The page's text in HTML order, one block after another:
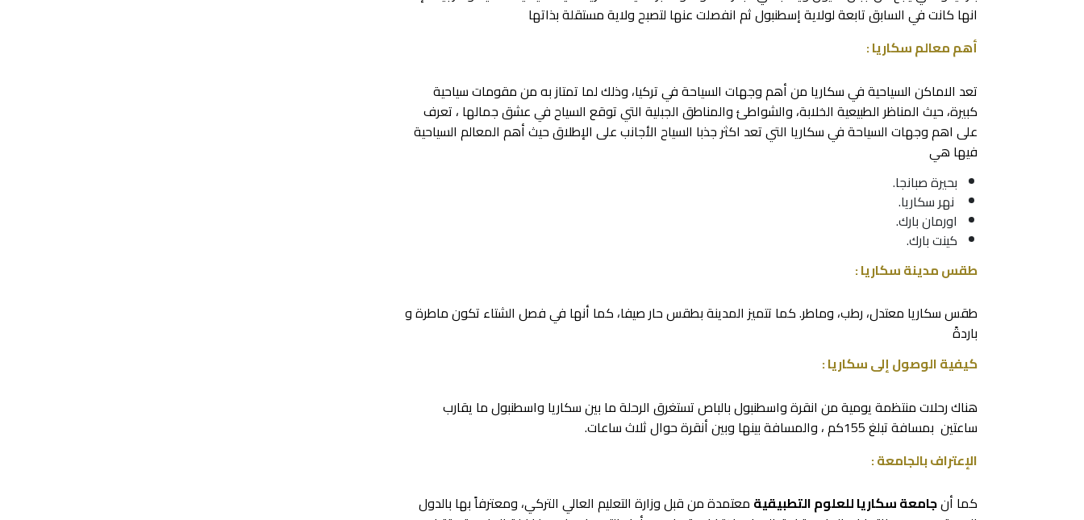
انها كانت في السابق تابعة لولاية إسطنبول ثم انفصلت عنها لتصبح ولاية مستقلة بذاتها
أهم معالم سكاريا :
تعد الاماكن السياحية في سكاريا من أهم وجهات السياحة في تركيا، وذلك لما تمتاز به من مقومات سياحية
كبيرة، حيث المناظر الطبيعية الخلابة، والشواطئ والمناطق الجبلية التي توقع السياح في عشق جمالها ، تعرف
على اهم وجهات السياحة في سكاريا التي تعد اكثر جذبا السياح الأجانب على الإطلاق حيث أهم المعالم السياحية
فيها هي
بحيرة صبانجا.
نهر سكاريا.
اورمان بارك.
كينت بارك.
طقس مدينة سكاريا :
طقس سكاريا معتدل، رطب، وماطر. كما تتميز المدينة بطقس حار صيفا، كما أنها في فصل الشتاء تكون ماطرة و
باردةً
كيفية الوصول إلى سكاريا :
هناك رحلات منتظمة يومية من انقرة واسطنبول بالباص تستغرق الرحلة ما بين سكاريا واسطنبول ما يقارب
ساعتين بمسافة تبلغ 155كم ، والمسافة بينها وبين أنقرة حوال ثلاث ساعات.
الإعتراف بالجامعة :
كما أنجامعة سكاريا للعلوم التطبيقية معتمدة من قبل وزارة التعليم العالي التركي، ومعترفاً بها بالدول